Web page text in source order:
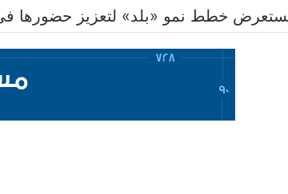
خطط نمو «بلد» لتعزيز حضورها